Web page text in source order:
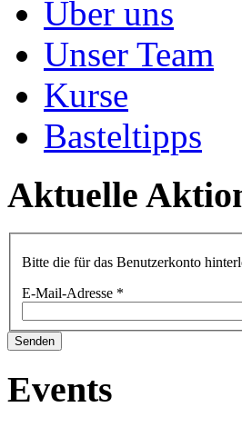
Über uns
Unser Team
Kurse
Basteltipps
Aktuelle
Bitte die für das Benutzerkonto
E-Mail-Adresse *
Senden
Events